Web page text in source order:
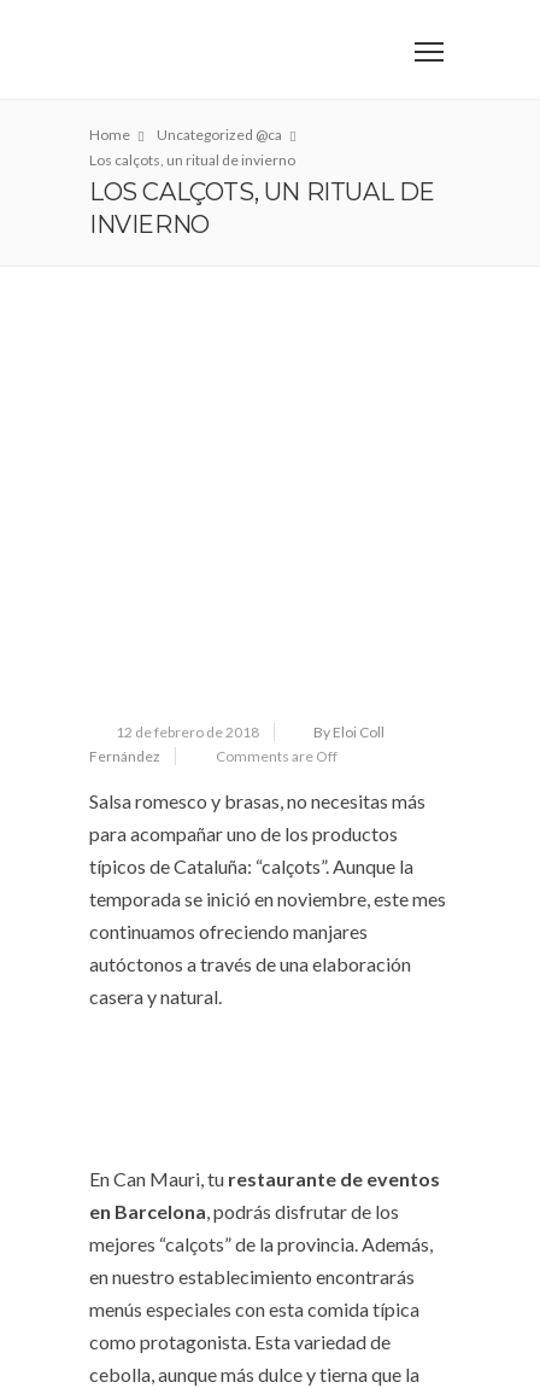
Home
Uncategorized @ca
Los calçots, un ritual de invierno
LOS CALÇOTS, UN RITUAL DE
INVIERNO
12 de febrero de 2018
By Eloi Coll
Fernández
Comments are Off
Salsa romesco y brasas, no necesitas más
para acompañar uno de los productos
típicos de Cataluña: “calçots”. Aunque la
temporada se inició en noviembre, este mes
continuamos ofreciendo manjares
autóctonos a través de una elaboración
casera y natural.
En Can Mauri, tu restaurante de eventos
en Barcelona, podrás disfrutar de los
mejores “calçots” de la provincia. Además,
en nuestro establecimiento encontrarás
menús especiales con esta comida típica
como protagonista. Esta variedad de
cebolla, aunque más dulce y tierna que la